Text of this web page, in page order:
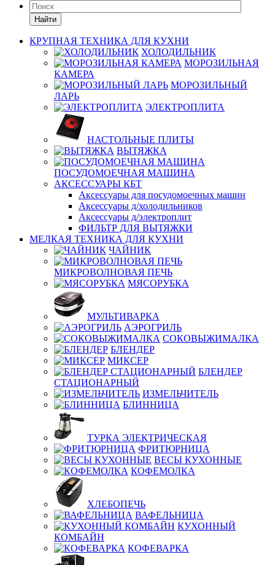
Найти
КРУПНАЯ ТЕХНИКА ДЛЯ КУХНИ
ХОЛОДИЛЬНИК
МОРОЗИЛЬНАЯ
КАМЕРА
МОРОЗИЛЬНЫЙ
ЛАРЬ
ЭЛЕКТРОПЛИТА
НАСТОЛЬНЫЕ ПЛИТЫ
ВЫТЯЖКА
ПОСУДОМОЕЧНАЯ МАШИНА
АКСЕССУАРЫ КБТ
Аксессуары для посудомоечных машин
Аксессуары д/холодильников
Аксессуары д/электроплит
ФИЛЬТР ДЛЯ ВЫТЯЖКИ
МЕЛКАЯ ТЕХНИКА ДЛЯ КУХНИ
ЧАЙНИК
МИКРОВОЛНОВАЯ ПЕЧЬ
МЯСОРУБКА
МУЛЬТИВАРКА
АЭРОГРИЛЬ
СОКОВЫЖИМАЛКА
БЛЕНДЕР
МИКСЕР
БЛЕНДЕР
СТАЦИОНАРНЫЙ
ИЗМЕЛЬЧИТЕЛЬ
БЛИННИЦА
ТУРКА ЭЛЕКТРИЧЕСКАЯ
ФРИТЮРНИЦА
ВЕСЫ КУХОННЫЕ
КОФЕМОЛКА
ХЛЕБОПЕЧЬ
ВАФЕЛЬНИЦА
КУХОННЫЙ
КОМБАЙН
КОФЕВАРКА